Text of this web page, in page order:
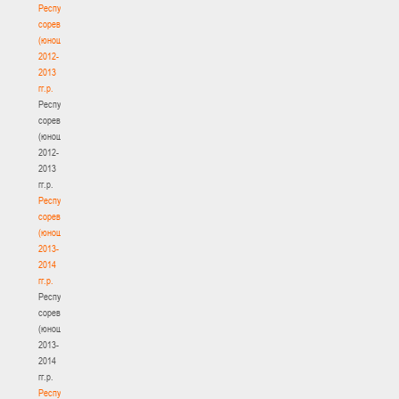
Республиканские
соревнования
(юноши)
2012-
2013
гг.р.
Республиканские
соревнования
(юноши)
2012-
2013
гг.р.
Республиканские
соревнования
(юноши)
2013-
2014
гг.р.
Республиканские
соревнования
(юноши)
2013-
2014
гг.р.
Республиканские